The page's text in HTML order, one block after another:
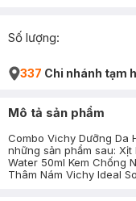
Số lượng:
337 Chi nhánh tạm
Mô tả sản phẩm
Combo Vichy Dưỡng Da
những sản phẩm sau:
Water 50ml Kem Chống
Thâm Nám Vichy Ideal